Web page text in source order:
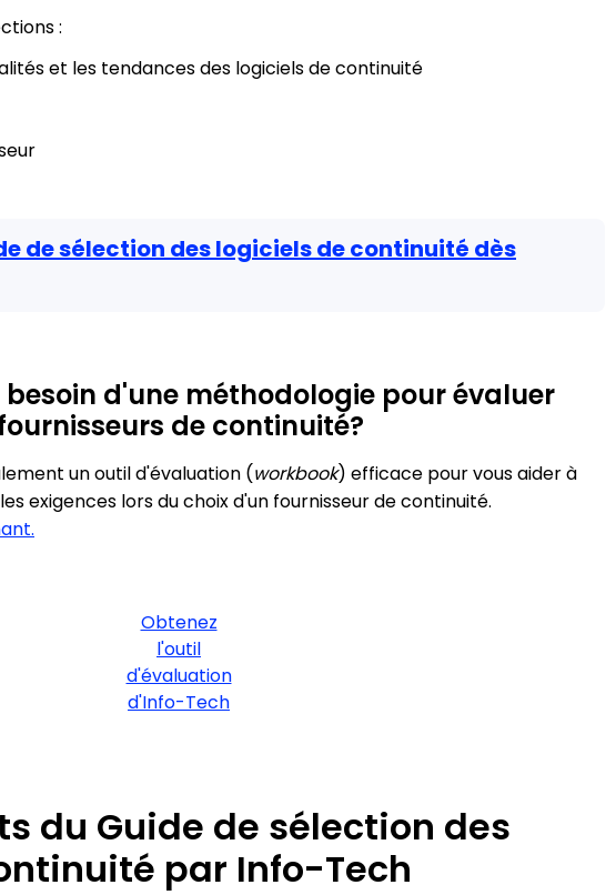
:
et les tendances des logiciels de continuité
de sélection des logiciels de continuité dès
besoin d'une méthodologie pour évaluer
de continuité?
un outil d'évaluation (workbook) efficace pour vous aider à
exigences lors du choix d'un fournisseur de continuité.
Obtenez
l'outil
d'évaluation
d'Info-Tech
du Guide de sélection des
par Info-Tech